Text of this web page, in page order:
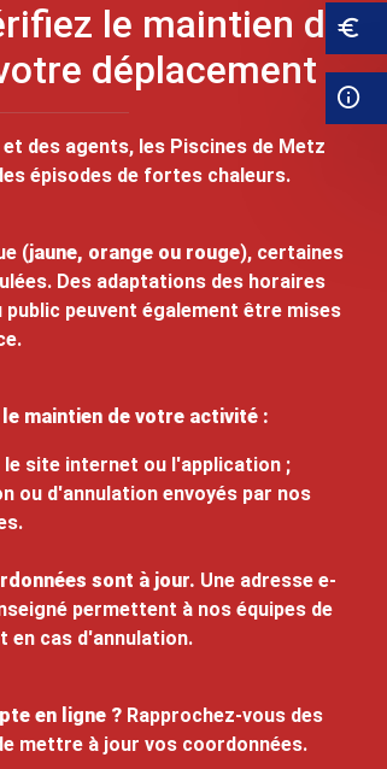
le maintien de
déplacement
des agents, les Piscines de Metz
épisodes de fortes chaleurs.
(jaune, orange ou rouge), certaines
Des adaptations des horaires
peuvent également être mises
maintien de votre activité :
site internet ou l'application ;
ou d'annulation envoyés par nos
sont à jour. Une adresse e-
permettent à nos équipes de
en cas d'annulation.
en ligne ?Rapprochez-vous des
mettre à jour vos coordonnées.